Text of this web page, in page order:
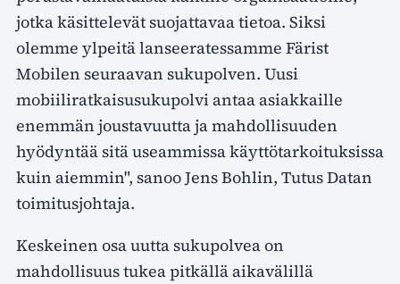
jotka käsittelevät suojattavaa tietoa. Siksi
olemme ylpeitä lanseeratessamme Färist
Mobilen seuraavan sukupolven. Uusi
mobiiliratkaisusukupolvi antaa asiakkaille
enemmän joustavuutta ja mahdollisuuden
hyödyntää sitä useammissa käyttötarkoituksissa
kuin aiemmin", sanoo Jens Bohlin, Tutus Datan
toimitusjohtaja.
Keskeinen osa uutta sukupolvea on
mahdollisuus tukea pitkällä aikavälillä